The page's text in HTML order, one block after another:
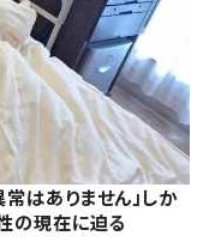
はありません」しか
の現在に迫る